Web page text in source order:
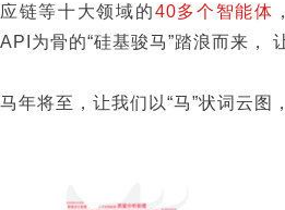
应链等十大领域的40多个智能体
API为骨的“硅基骏马”踏浪而来，
马年将至，让我们以“马”状词云